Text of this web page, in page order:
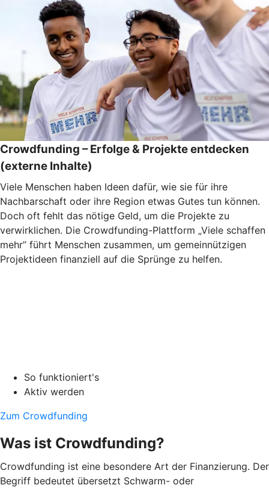
Crowdfunding – Erfolge & Projekte entdecken
(externe Inhalte)
Viele Menschen haben Ideen dafür, wie sie für ihre
Nachbarschaft oder ihre Region etwas Gutes tun können.
Doch oft fehlt das nötige Geld, um die Projekte zu
verwirklichen. Die Crowdfunding-Plattform „Viele schaffen
mehr” führt Menschen zusammen, um gemeinnützigen
Projektideen finanziell auf die Sprünge zu helfen.
So funktioniert's
Aktiv werden
Zum Crowdfunding
Was ist Crowdfunding?
Crowdfunding ist eine besondere Art der Finanzierung. Der
Begriff bedeutet übersetzt Schwarm- oder